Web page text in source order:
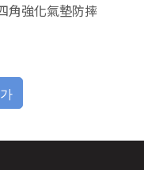
角強化氣墊防摔